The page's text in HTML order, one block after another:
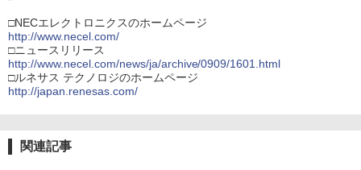
□NECエレクトロニクスのホームページ
http://www.necel.com/
□ニュースリリース
http://www.necel.com/news/ja/archive/0909/1601.html
□ルネサス テクノロジのホームページ
http://japan.renesas.com/
関連記事